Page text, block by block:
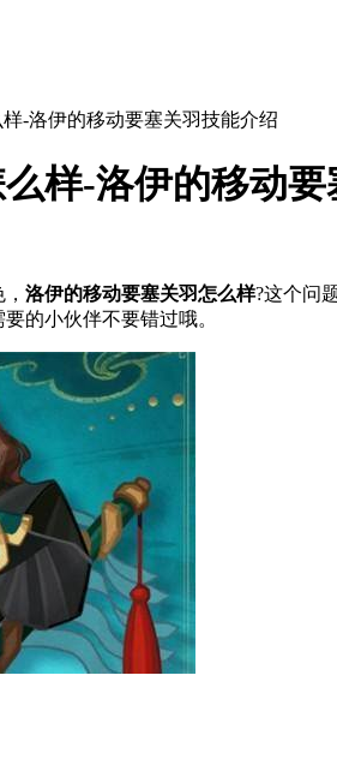
-洛伊的移动要塞关羽技能介绍
样-洛伊的移动
洛伊的移动要塞关羽怎么样?这个问
要的小伙伴不要错过哦。